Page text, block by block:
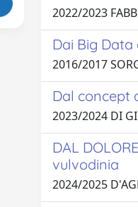
2022/2023
Dai Big
2016/2017
Dal concept
2023/2024 DI
DAL
vulvodinia
2024/2025